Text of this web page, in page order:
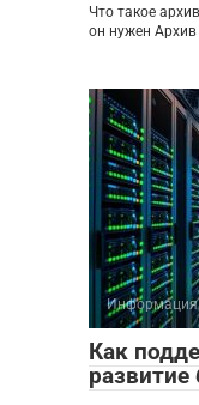
Что такое
он нужен
Информация
Как
развитие